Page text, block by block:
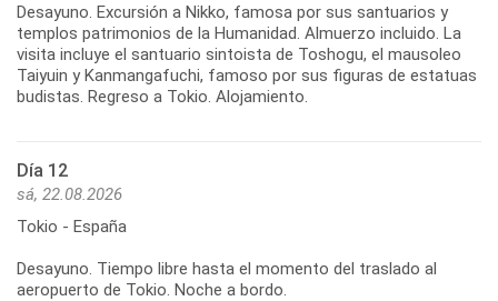
Desayuno. Excursión a Nikko, famosa por sus santuarios y
templos patrimonios de la Humanidad. Almuerzo incluido. La
visita incluye el santuario sintoista de Toshogu, el mausoleo
Taiyuin y Kanmangafuchi, famoso por sus figuras de estatuas
budistas. Regreso a Tokio. Alojamiento.
Día 12
sá, 22.08.2026
Tokio - España
Desayuno. Tiempo libre hasta el momento del traslado al
aeropuerto de Tokio. Noche a bordo.